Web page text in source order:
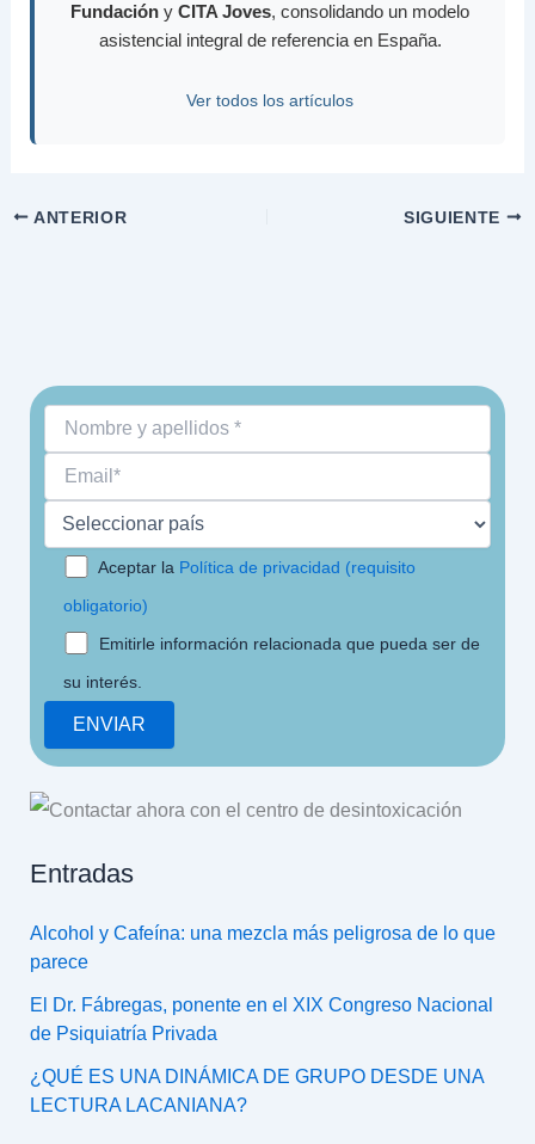
Fundación y CITA Joves, consolidando un modelo
asistencial integral de referencia en España.
Ver todos los artículos
ANTERIOR SIGUIENTE
Aceptar la Política de privacidad (requisito
obligatorio)
Emitirle información relacionada que pueda ser de
su interés.
Entradas
Alcohol y Cafeína: una mezcla más peligrosa de lo que
parece
El Dr. Fábregas, ponente en el XIX Congreso Nacional
de Psiquiatría Privada
¿QUÉ ES UNA DINÁMICA DE GRUPO DESDE UNA
LECTURA LACANIANA?